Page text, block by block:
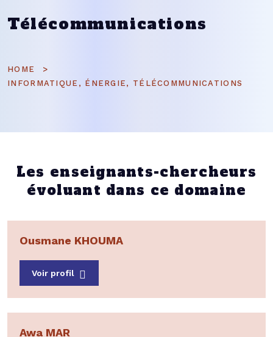
Télécommunications
HOME
INFORMATIQUE, ÉNERGIE, TÉLÉCOMMUNICATIONS
Les enseignants-chercheurs
évoluant dans ce domaine
Ousmane KHOUMA
Voir profil
Awa MAR